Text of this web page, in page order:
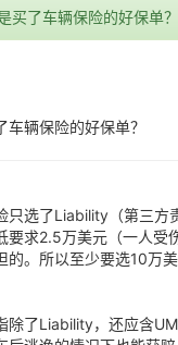
买了车辆保险的好保单？
辆保险的好保单？
只选了Liability（第三方
要求2.5万美元（一人
的。所以至少要选10万
除了Liability，还应含